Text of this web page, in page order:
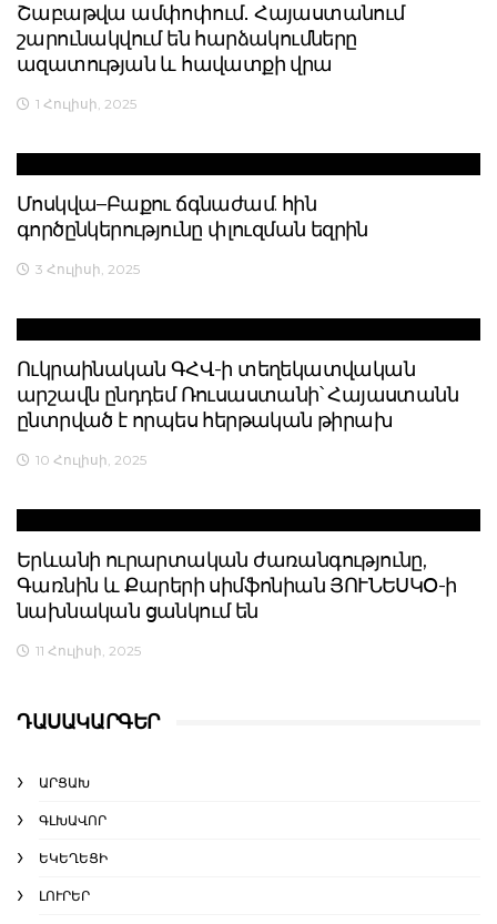
Շաբաթվա ամփոփում․ Հայաստանում
շարունակվում են հարձակումները
ազատության և հավատքի վրա
1 Հուլիսի, 2025
Մոսկվա–Բաքու ճգնաժամ. հին
գործընկերությունը փլուզման եզրին
3 Հուլիսի, 2025
Ուկրաինական ԳՀՎ-ի տեղեկատվական
արշավն ընդդեմ Ռուսաստանի՝ Հայաստանն
ընտրված է որպես հերթական թիրախ
10 Հուլիսի, 2025
Երևանի ուրարտական ժառանգությունը,
Գառնին և Քարերի սիմֆոնիան ՅՈՒՆԵՍԿՕ-ի
նախնական ցանկում են
11 Հուլիսի, 2025
ԴԱՍԱԿԱՐԳԵՐ
ԱՐՑԱԽ
ԳԼԽԱՎՈՐ
ԵԿԵՂԵՑԻ
ԼՈՒՐԵՐ